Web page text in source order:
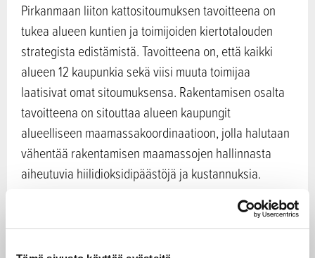
Pirkanmaan liiton kattositoumuksen tavoitteena on
tukea alueen kuntien ja toimijoiden kiertotalouden
strategista edistämistä. Tavoitteena on, että kaikki
alueen 12 kaupunkia sekä viisi muuta toimijaa
laatisivat omat sitoumuksensa. Rakentamisen osalta
tavoitteena on sitouttaa alueen kaupungit
alueelliseen maamassakoordinaatioon, jolla halutaan
vähentää rakentamisen maamassojen hallinnasta
aiheutuvia hiilidioksidipäästöjä ja kustannuksia.
uusiutuvan energian energiayhteisöjen määrää
nykyisestä 41:stä 120:een vuonna 2035.